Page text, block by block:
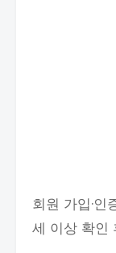
회원 가입·인
세 이상 확인